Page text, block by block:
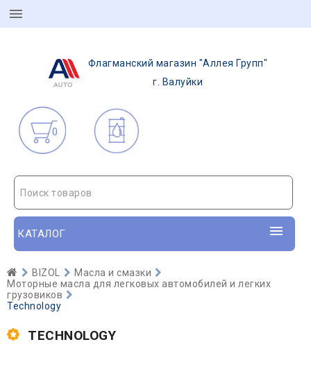
Флагманский магазин "Аллея Групп"
г. Валуйки
0
Поиск товаров
КАТАЛОГ
BIZOL
Масла и смазки
Моторные масла для легковых автомобилей и легких
грузовиков
Technology
TECHNOLOGY